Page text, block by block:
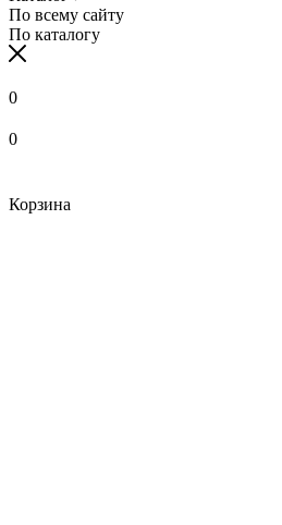
По всему сайту
По каталогу
0
0
Корзина